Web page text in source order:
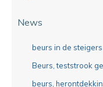
News
beurs in de steigers
Beurs, teststrook
beurs,